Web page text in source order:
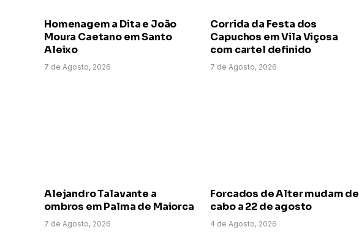
Homenagem a Dita e João
Moura Caetano em Santo
Aleixo
7 de Agosto, 2026
Corrida da Festa dos
Capuchos em Vila Viçosa
com cartel definido
7 de Agosto, 2026
Alejandro Talavante a
ombros em Palma de Maiorca
7 de Agosto, 2026
Forcados de Alter mudam de
cabo a 22 de agosto
4 de Agosto, 2026